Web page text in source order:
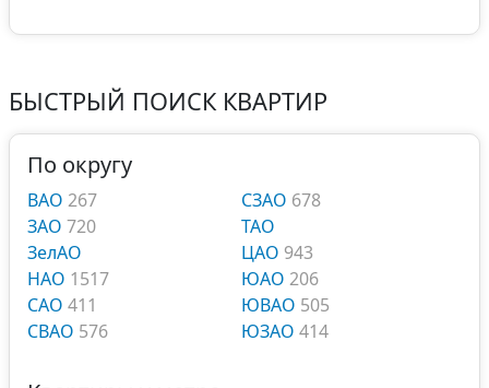
БЫСТРЫЙ ПОИСК КВАРТИР
По округу
ВАО 267
ЗАО 720
ЗелАО
НАО 1517
САО 411
СВАО 576
СЗАО 678
ТАО
ЦАО 943
ЮАО 206
ЮВАО 505
ЮЗАО 414